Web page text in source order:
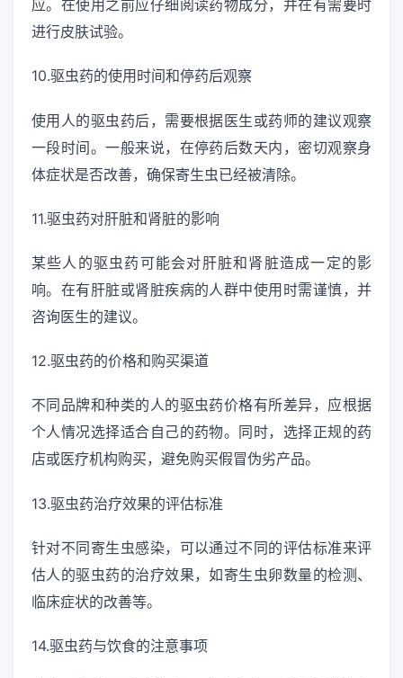
应。在使用之前应仔细阅读药物成分，并在有需要时
进行皮肤试验。
10.驱虫药的使用时间和停药后观察
使用人的驱虫药后，需要根据医生或药师的建议观察
一段时间。一般来说，在停药后数天内，密切观察身
体症状是否改善，确保寄生虫已经被清除。
11.驱虫药对肝脏和肾脏的影响
某些人的驱虫药可能会对肝脏和肾脏造成一定的影
响。在有肝脏或肾脏疾病的人群中使用时需谨慎，并
咨询医生的建议。
12.驱虫药的价格和购买渠道
不同品牌和种类的人的驱虫药价格有所差异，应根据
个人情况选择适合自己的药物。同时，选择正规的药
店或医疗机构购买，避免购买假冒伪劣产品。
13.驱虫药治疗效果的评估标准
针对不同寄生虫感染，可以通过不同的评估标准来评
估人的驱虫药的治疗效果，如寄生虫卵数量的检测、
临床症状的改善等。
14.驱虫药与饮食的注意事项